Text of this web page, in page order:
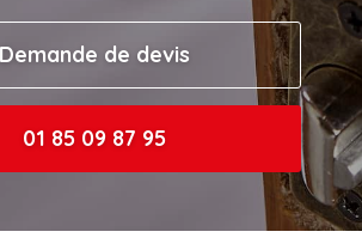
Demande de devis
01 85 09 87 95